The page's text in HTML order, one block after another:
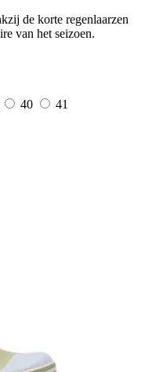
de korte regenlaarzen
van het seizoen.
40
41